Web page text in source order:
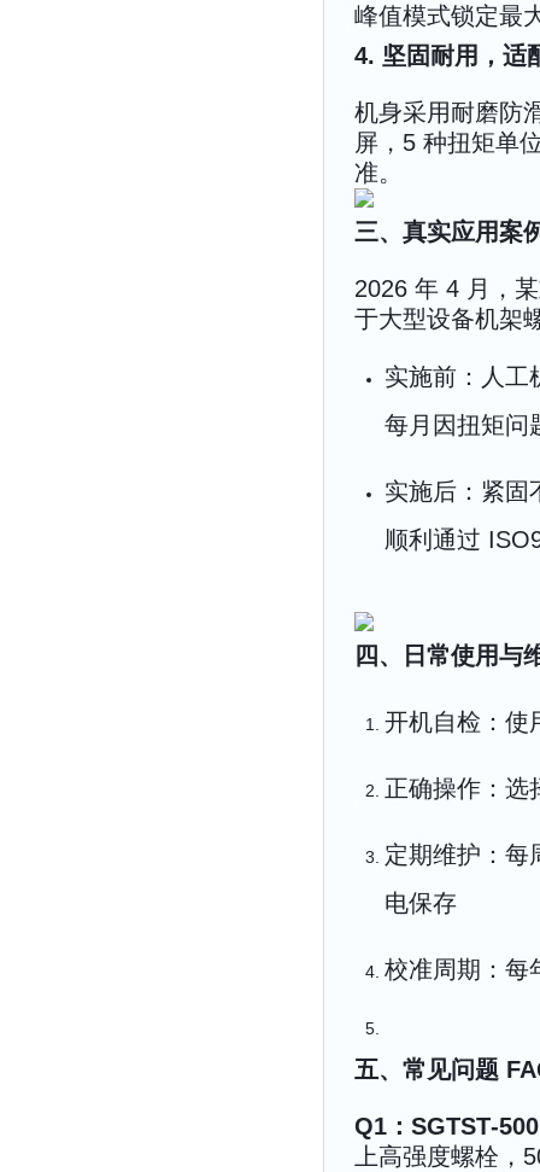
峰值模式锁定最
4. 坚固耐用，适
机身采用耐磨防
屏，5 种扭矩单
准。
三、真实应用案
2026 年 4 月，
于大型设备机架
实施前：人工
每月因扭矩问
实施后：紧固
顺利通过
四、日常使用与
开机自检：使
正确操作：选
定期维护：每
电保存
校准周期：每
五、常见问题
Q1：
上高强度螺栓，